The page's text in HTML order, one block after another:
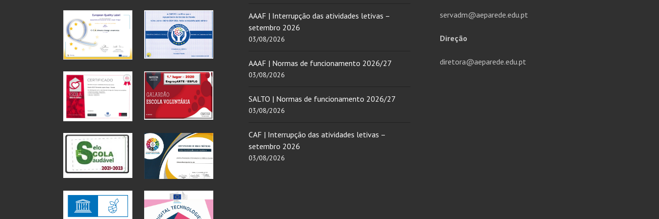
AAAF | Interrupção das atividades letivas –
setembro 2026
03/08/2026
AAAF | Normas de funcionamento 2026/27
03/08/2026
SALTO | Normas de funcionamento 2026/27
03/08/2026
CAF | Interrupção das atividades letivas –
setembro 2026
03/08/2026
servadm@aeparede.edu.pt
Direção
diretora@aeparede.edu.pt